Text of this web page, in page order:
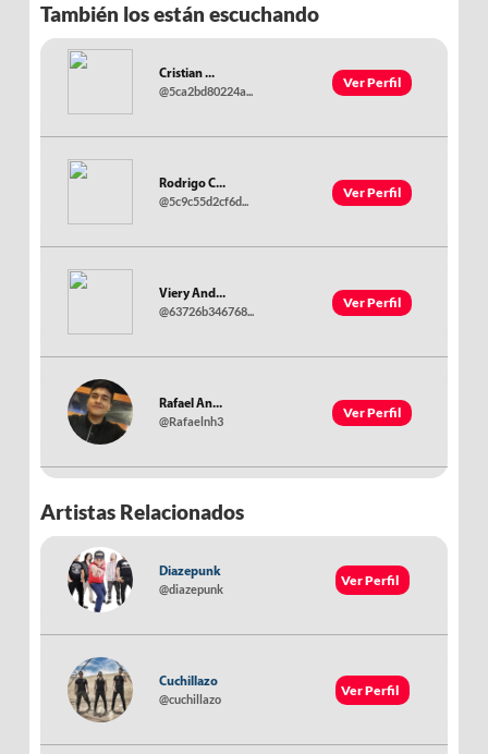
También los están escuchando
Cristian ...
@5ca2bd80224a... Ver Perfil
Rodrigo C...
@5c9c55d2cf6d... Ver Perfil
Viery And...
@63726b346768... Ver Perfil
Rafael An...
@Rafaelnh3 Ver Perfil
Artistas Relacionados
Diazepunk
@diazepunk
Ver Perfil
Cuchillazo
@cuchillazo
Ver Perfil